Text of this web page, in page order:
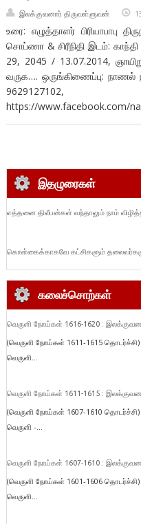
இலக்குவனார் திருவள்ளுவன்
உரை: எழுத்தாளர்
சொப்ணா & சிரீநிதி இடம்:
29, 2045 / 13.07.2014,
வருக…. ஒருங்கிணைப்பு:
https://www.facebook.com/
இதழுரைகள்
எத்தனை திலீபன்கள் வந்தாலும் நாம்
கொள்கைக்காகவே கட்சிகளும்
கலைச்சொற்கள்
வெருளி நோய்கள் 1616-1620 :
(வெருளி நோய்கள் 1611-1615
வெருளி...
வெருளி நோய்கள் 1611-1615 :
(வெருளி நோய்கள் 1607-1610
வெருளி -...
வெருளி நோய்கள் 1607-1610 :
(வெருளி நோய்கள் 1601-1606
வெருளி...